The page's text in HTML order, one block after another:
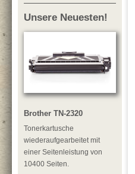
Unsere Neuesten!
Brother TN-2320
Tonerkartusche
wiederaufgearbeitet mit
einer Seitenleistung von
10400 Seiten.